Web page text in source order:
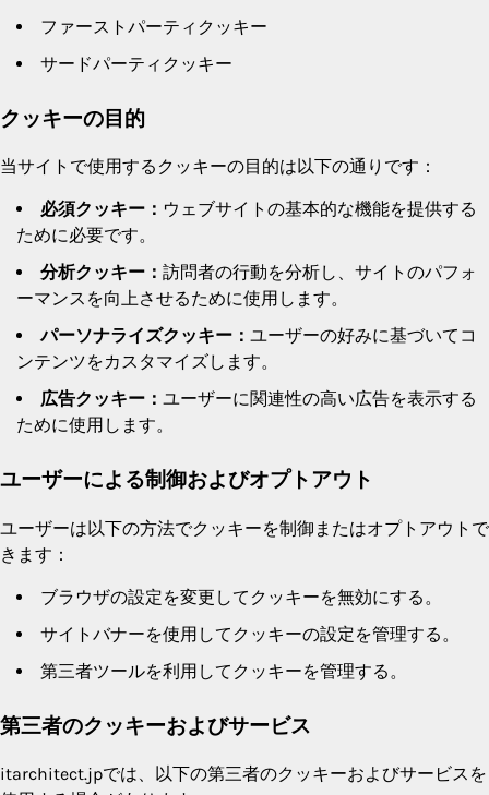
ファーストパーティクッキー
サードパーティクッキー
クッキーの目的
当サイトで使用するクッキーの目的は以下の通りです：
必須クッキー： ウェブサイトの基本的な機能を提供する
ために必要です。
分析クッキー： 訪問者の行動を分析し、サイトのパフォ
ーマンスを向上させるために使用します。
パーソナライズクッキー： ユーザーの好みに基づいてコ
ンテンツをカスタマイズします。
広告クッキー： ユーザーに関連性の高い広告を表示する
ために使用します。
ユーザーによる制御およびオプトアウト
ユーザーは以下の方法でクッキーを制御またはオプトアウトで
きます：
ブラウザの設定を変更してクッキーを無効にする。
サイトバナーを使用してクッキーの設定を管理する。
第三者ツールを利用してクッキーを管理する。
第三者のクッキーおよびサービス
itarchitect.jpでは、以下の第三者のクッキーおよびサービスを